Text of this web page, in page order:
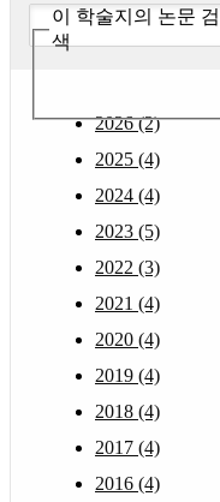
이 학술지의 논문 검
색
2026 (2)
2025 (4)
2024 (4)
2023 (5)
2022 (3)
2021 (4)
2020 (4)
2019 (4)
2018 (4)
2017 (4)
2016 (4)